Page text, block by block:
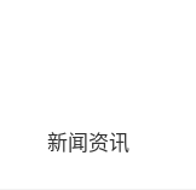
新闻资讯